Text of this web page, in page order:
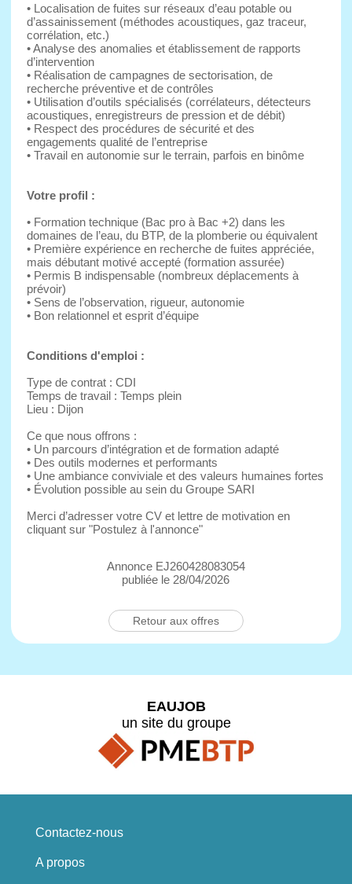
• Localisation de fuites sur réseaux d’eau potable ou
d’assainissement (méthodes acoustiques, gaz traceur,
corrélation, etc.)
• Analyse des anomalies et établissement de rapports
d’intervention
• Réalisation de campagnes de sectorisation, de
recherche préventive et de contrôles
• Utilisation d’outils spécialisés (corrélateurs, détecteurs
acoustiques, enregistreurs de pression et de débit)
• Respect des procédures de sécurité et des
engagements qualité de l’entreprise
• Travail en autonomie sur le terrain, parfois en binôme
Votre profil :
• Formation technique (Bac pro à Bac +2) dans les
domaines de l’eau, du BTP, de la plomberie ou équivalent
• Première expérience en recherche de fuites appréciée,
mais débutant motivé accepté (formation assurée)
• Permis B indispensable (nombreux déplacements à
prévoir)
• Sens de l’observation, rigueur, autonomie
• Bon relationnel et esprit d’équipe
Conditions d'emploi :
Type de contrat : CDI
Temps de travail : Temps plein
Lieu : Dijon
Ce que nous offrons :
• Un parcours d’intégration et de formation adapté
• Des outils modernes et performants
• Une ambiance conviviale et des valeurs humaines fortes
• Évolution possible au sein du Groupe SARI
Merci d’adresser votre CV et lettre de motivation en
cliquant sur "Postulez à l'annonce"
Annonce EJ260428083054
publiée le 28/04/2026
Retour aux offres
EAUJOB
un site du groupe
Contactez-nous
A propos